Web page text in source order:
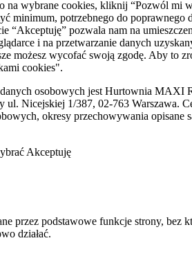
na wybrane cookies, kliknij “Pozwól mi
minimum, potrzebnego do poprawnego
“Akceptuję” pozwala nam na
i na przetwarzanie danych
możesz wycofać swoją zgodę. Aby to
cookies".
osobowych jest Hurtownia MAXI
ul. Nicejskiej 1/387, 02-763 Warszawa.
okresy przechowywania opisane
Akceptuję
przez podstawowe funkcje strony, bez
działać.